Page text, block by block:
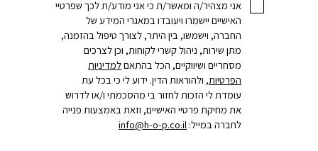
אני מצהיר/ה ומאשר/ת כי אני מודע/ת לכך שפרטיי
האישיים יישמרו ויעובדו במאגרי המידע של
החברה, וישמשו, בין היתר, לצורך טיפול בהזמנה,
מתן שירות, ניהול קשרי לקוחות, וכן לצרכים
מסחריים ושיווקיים, הכל בהתאםלמדיניות
הפרטיות, ולהוראות הדין. ידוע לי כי בכל עת
עומדת לי הזכות לחזור בי מהסכמתי ו/או לדרוש
את מחיקת פרטיי האישיים, וזאת באמצעות פנייה
לחברה במייל: info@h-o-p.co.il